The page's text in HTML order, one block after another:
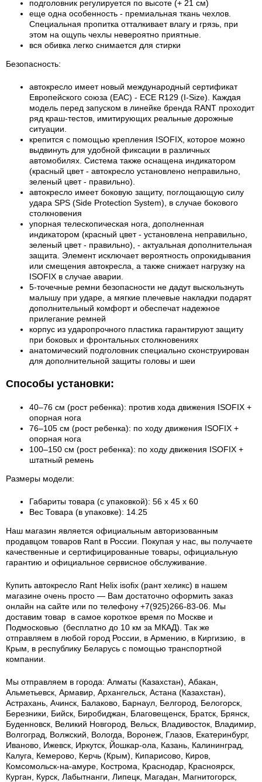
подголовник регулируется по высоте (+ 21 см)
еще одна особенность - премиальная ткань чехлов.
Специальная пропитка отталкивает влагу и грязь, при
этом на ощупь чехлы невероятно приятные.
вся обивка легко снимается для стирки
Безопасность:
автокресло имеет новый международный cертификат
Eвропейского cоюза (EAC) - ECE R129 (I-Size). Каждая
модель перед запуском в линейке бренда RANT проходит
ряд краш-тестов, имитирующих реальные дорожные
ситуации.
крепится с помощью крепления ISOFIX, которое можно
выдвинуть для удобной фиксации в различных
автомобилях. Система также оснащена индикатором
(красный цвет - автокресло установлено неправильно,
зеленый цвет - правильно).
автокресло имеет боковую защиту, поглощающую силу
удара SPS (Side Protection System), в случае бокового
столкновения
упорная телескопическая нога, дополненная
индикатором (красный цвет - установлена неправильно,
зеленый цвет - правильно), - актуальная дополнительная
защита. Элемент исключает вероятность опрокидывания
или смещения автокресла, а также снижает нагрузку на
ISOFIX в случае аварии.
5-точечные ремни безопасности не дадут выскользнуть
малышу при ударе, а мягкие плечевые накладки подарят
дополнительный комфорт и обеспечат надежное
прилегание ремней
корпус из ударопрочного пластика гарантируют защиту
при боковых и фронтальных столкновениях
анатомический подголовник специально сконструирован
для дополнительной защиты головы и шеи
Способы установки:
40–76 см (рост ребенка): против хода движения ISOFIX +
опорная нога
76–105 см (рост ребенка): по ходу движения ISOFIX +
опорная нога
100–150 см (рост ребенка): по ходу движения ISOFIX +
штатный ремень
Размеры модели:
Габариты товара (с упаковкой): 56 x 45 x 60
Вес Товара (в упаковке): 14.25
Наш магазин является официальным авторизованным
продавцом товаров Rant в России.
Покупая у нас, вы получаете
качественные и сертифицированные товары, официальную
гарантию и официальное сервисное обслуживание.
Купить автокресло Rant Helix isofix (рант хеликс) в нашем
магазине очень просто — Вам достаточно оформить заказ
онлайн на сайте или по телефону +7(925)266-83-06. Мы
доставим товар в самое короткое время по Москве и
Подмосковью (бесплатно до 10 км за МКАД). Так же
отправляем в любой город России, в Армению, в Киргизию, в
Крым, в республику Беларусь с помощью транспортной
компании.
Мы отправляем в города: Алматы (Казахстан), Абакан,
Альметьевск, Армавир, Архангельск, Астана (Казахстан),
Астрахань, Ачинск, Балаково, Барнаул, Белгород, Белогорск,
Березники, Бийск, Биробиджан, Благовещенск, Братск, Брянск,
Буденновск, Великий Новгород, Вельск, Владивосток, Владимир,
Волгоград, Волжский, Вологда, Воронеж, Глазов, Екатеринбург,
Иваново, Ижевск, Иркутск, Йошкар-ола, Казань, Калининград,
Калуга, Кемерово, Керчь (Крым), Кипарисово, Киров,
Комсомольск-на-амуре, Кострома, Краснодар, Красноярск,
Курган, Курск, Лабытнанги, Липецк, Магадан, Магнитогорск,